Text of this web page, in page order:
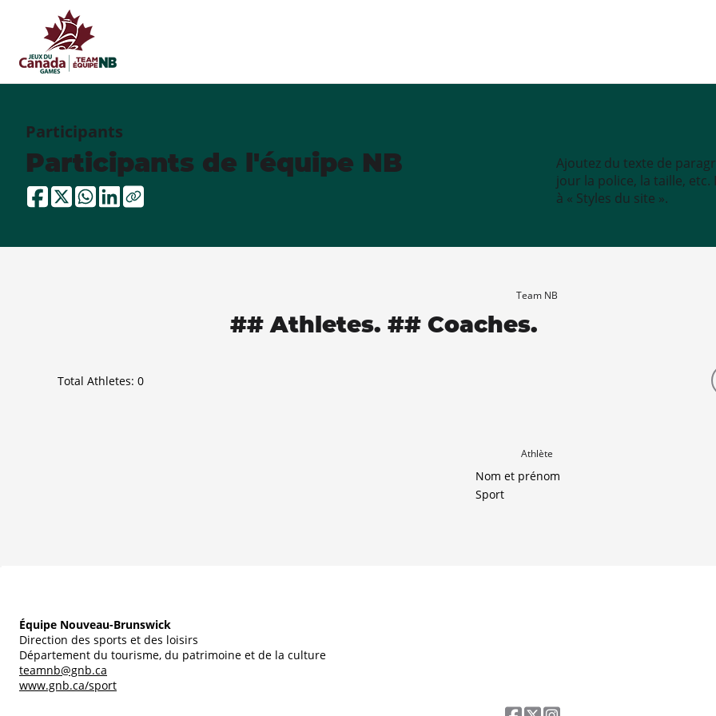
Participants
Participants de l'équipe NB
Ajoutez du texte de
jour la police, la taille,
à « Styles du site ».
Team NB
## Athletes. ## Coaches.
Total Athletes: 0
Athlète
Nom et prénom
Sport
Équipe Nouveau-Brunswick
Direction des sports et des loisirs
Département du tourisme, du patrimoine et de la culture
teamnb@gnb.ca
www.gnb.ca/sport